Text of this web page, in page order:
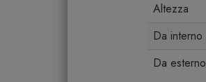
Altezza
Da interno
Da esterno